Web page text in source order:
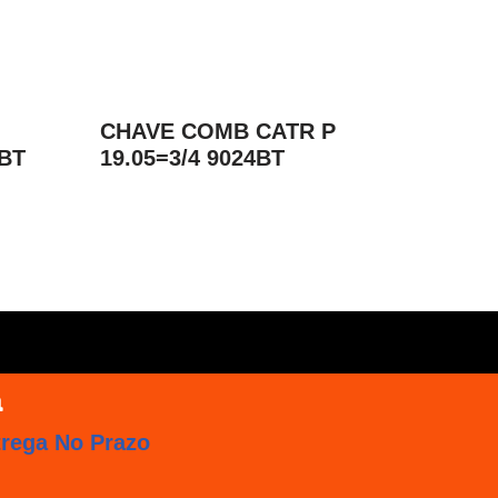
CHAVE COMB CATR P
19.05=3/4 9024BT
No Prazo